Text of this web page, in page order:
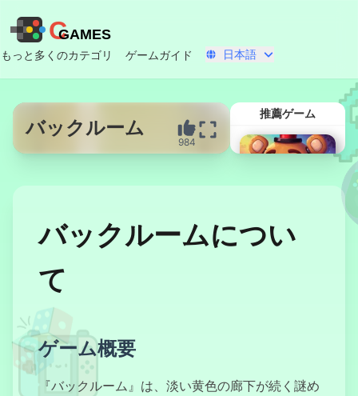
CGAMES
もっと多くのカテゴリ ゲームガイド 日本語
バックルーム
984
推薦ゲーム
バックルームについ
て
ゲーム概要
『バックルーム』は、淡い黄色の廊下が続く謎め